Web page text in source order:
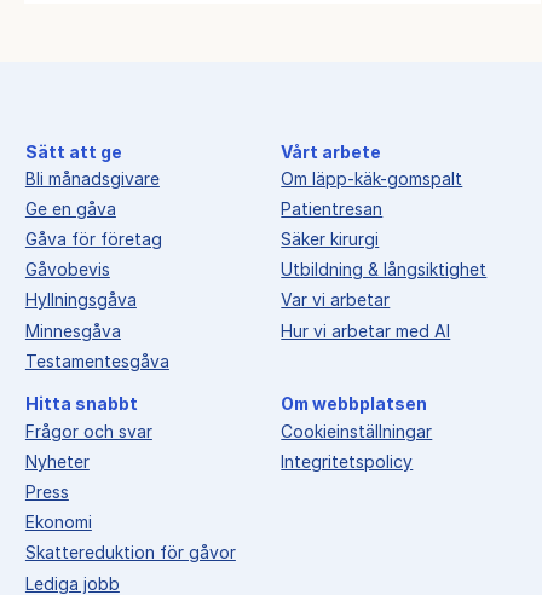
Sätt att ge
Bli månadsgivare
Ge en gåva
Gåva för företag
Gåvobevis
Hyllningsgåva
Minnesgåva
Testamentesgåva
Vårt arbete
Om läpp-käk-gomspalt
Patientresan
Säker kirurgi
Utbildning & långsiktighet
Var vi arbetar
Hur vi arbetar med AI
Hitta snabbt
Frågor och svar
Nyheter
Press
Ekonomi
Skattereduktion för gåvor
Lediga jobb
Om webbplatsen
Cookieinställningar
Integritetspolicy